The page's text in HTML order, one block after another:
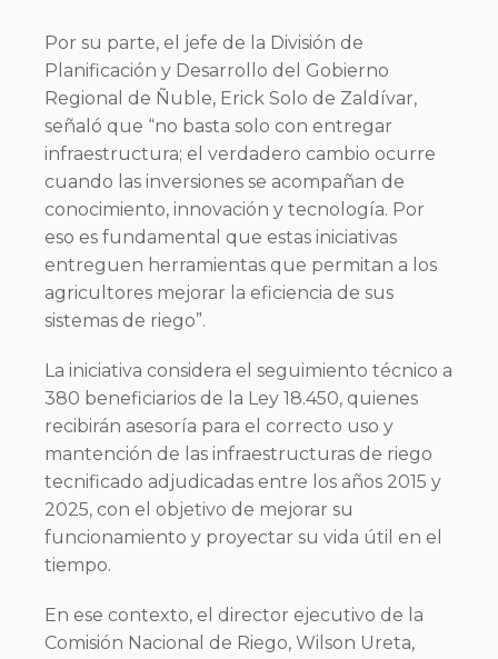
Por su parte, el jefe de la División de
Planificación y Desarrollo del Gobierno
Regional de Ñuble, Erick Solo de Zaldívar,
señaló que “no basta solo con entregar
infraestructura; el verdadero cambio ocurre
cuando las inversiones se acompañan de
conocimiento, innovación y tecnología. Por
eso es fundamental que estas iniciativas
entreguen herramientas que permitan a los
agricultores mejorar la eficiencia de sus
sistemas de riego”.
La iniciativa considera el seguimiento técnico a
380 beneficiarios de la Ley 18.450, quienes
recibirán asesoría para el correcto uso y
mantención de las infraestructuras de riego
tecnificado adjudicadas entre los años 2015 y
2025, con el objetivo de mejorar su
funcionamiento y proyectar su vida útil en el
tiempo.
En ese contexto, el director ejecutivo de la
Comisión Nacional de Riego, Wilson Ureta,